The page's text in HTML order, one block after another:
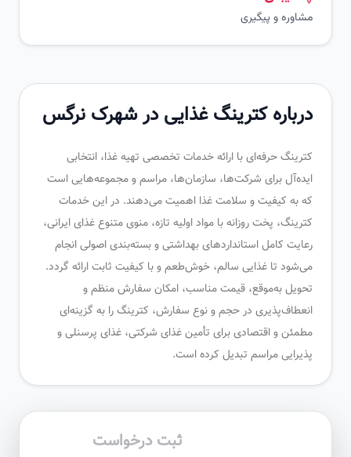
مشاوره و پیگیری
درباره کترینگ غذایی در شهرک نرگس
کترینگ حرفه‌ای با ارائه خدمات تخصصی تهیه غذا، انتخابی
ایده‌آل برای شرکت‌ها، سازمان‌ها، مراسم و مجموعه‌هایی است
که به کیفیت و سلامت غذا اهمیت می‌دهند. در این خدمات
کترینگ، پخت روزانه با مواد اولیه تازه، منوی متنوع غذای ایرانی،
رعایت کامل استانداردهای بهداشتی و بسته‌بندی اصولی انجام
می‌شود تا غذایی سالم، خوش‌طعم و با کیفیت ثابت ارائه گردد.
تحویل به‌موقع، قیمت مناسب، امکان سفارش منظم و
انعطاف‌پذیری در حجم و نوع سفارش، کترینگ را به گزینه‌ای
مطمئن و اقتصادی برای تأمین غذای شرکتی، غذای پرسنلی و
پذیرایی مراسم تبدیل کرده است.
ثبت درخواست